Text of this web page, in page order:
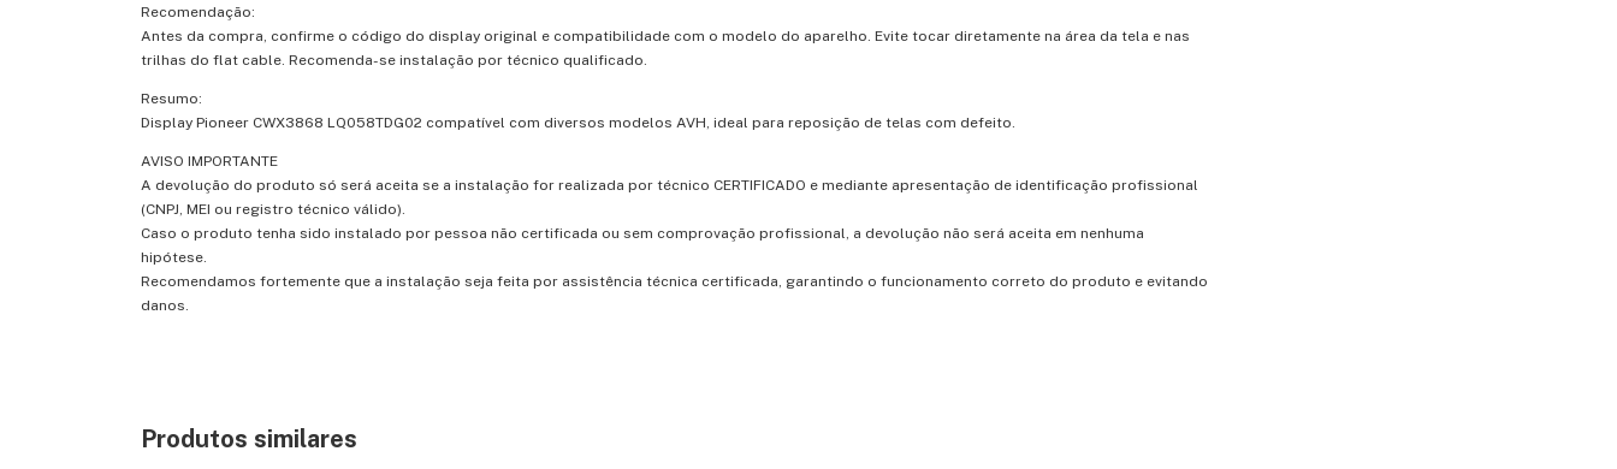
Recomendação:
Antes da compra, confirme o código do display original e compatibilidade com o modelo do aparelho. Evite tocar diretamente na área da tela e nas
trilhas do flat cable. Recomenda-se instalação por técnico qualificado.
Resumo:
Display Pioneer CWX3868 LQ058TDG02 compatível com diversos modelos AVH, ideal para reposição de telas com defeito.
AVISO IMPORTANTE
A devolução do produto só será aceita se a instalação for realizada por técnico CERTIFICADO e mediante apresentação de identificação profissional
(CNPJ, MEI ou registro técnico válido).
Caso o produto tenha sido instalado por pessoa não certificada ou sem comprovação profissional, a devolução não será aceita em nenhuma
hipótese.
Recomendamos fortemente que a instalação seja feita por assistência técnica certificada, garantindo o funcionamento correto do produto e evitando
danos.
Produtos similares